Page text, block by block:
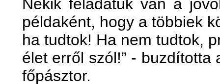
Nekik feladatuk van a
példaként, hogy a többiek
ha tudtok! Ha nem tudtok,
élet erről szól!” -
főpásztor.